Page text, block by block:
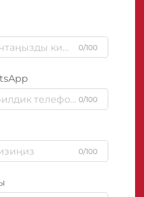
0/100
0/100
0/100